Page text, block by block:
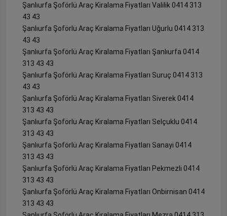
Şanlıurfa Şoförlü Araç Kiralama Fiyatları Valilik 0414 313
43 43
Şanlıurfa Şoförlü Araç Kiralama Fiyatları Uğurlu 0414 313
43 43
Şanlıurfa Şoförlü Araç Kiralama Fiyatları Şanlıurfa 0414
313 43 43
Şanlıurfa Şoförlü Araç Kiralama Fiyatları Suruç 0414 313
43 43
Şanlıurfa Şoförlü Araç Kiralama Fiyatları Siverek 0414
313 43 43
Şanlıurfa Şoförlü Araç Kiralama Fiyatları Selçuklu 0414
313 43 43
Şanlıurfa Şoförlü Araç Kiralama Fiyatları Sanayi 0414
313 43 43
Şanlıurfa Şoförlü Araç Kiralama Fiyatları Pekmezli 0414
313 43 43
Şanlıurfa Şoförlü Araç Kiralama Fiyatları Onbirnisan 0414
313 43 43